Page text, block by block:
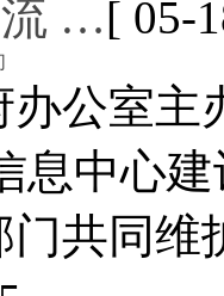
流 …[ 05-
办公室
息中心建
门共同